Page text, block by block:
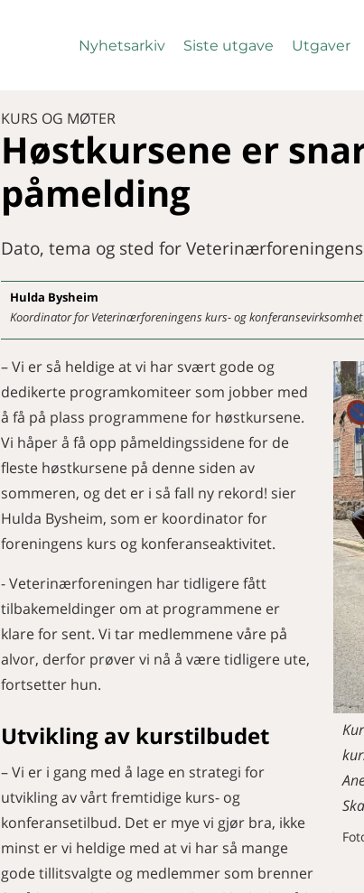
Nyhetsarkiv Siste utgave Utgaver
KURS OG MØTER
Høstkursene er
påmelding
Dato, tema og sted for
Hulda Bysheim
Koordinator for Veterinærforeningens kurs- og konferansevirksomhet
– Vi er så heldige at vi har svært gode og
dedikerte programkomiteer som jobber med
å få på plass programmene for høstkursene.
Vi håper å få opp påmeldingssidene for de
fleste høstkursene på denne siden av
sommeren, og det er i så fall ny rekord! sier
Hulda Bysheim, som er koordinator for
foreningens kurs og konferanseaktivitet.
- Veterinærforeningen har tidligere fått
tilbakemeldinger om at programmene er
klare for sent. Vi tar medlemmene våre på
alvor, derfor prøver vi nå å være tidligere ute,
fortsetter hun.
Utvikling av kurstilbudet
– Vi er i gang med å lage en strategi for
utvikling av vårt fremtidige kurs- og
konferansetilbud. Det er mye vi gjør bra, ikke
minst er vi heldige med at vi har så mange
gode tillitsvalgte og medlemmer som brenner